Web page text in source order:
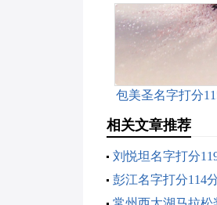
包美圣名字打分
相关文章推荐
刘悦坦名字打分
彭江名字打分114